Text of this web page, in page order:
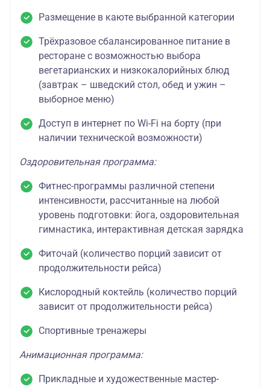
Размещение в каюте выбранной категории
Трёхразовое сбалансированное питание в
ресторане с возможностью выбора
вегетарианских и низкокалорийных блюд
(завтрак – шведский стол, обед и ужин –
выборное меню)
Доступ в интернет по Wi-Fi на борту (при
наличии технической возможности)
Оздоровительная программа:
Фитнес-программы различной степени
интенсивности, рассчитанные на любой
уровень подготовки: йога, оздоровительная
гимнастика, интерактивная детская зарядка
Фиточай (количество порций зависит от
продолжительности рейса)
Кислородный коктейль (количество порций
зависит от продолжительности рейса)
Спортивные тренажеры
Анимационная программа:
Прикладные и художественные мастер-